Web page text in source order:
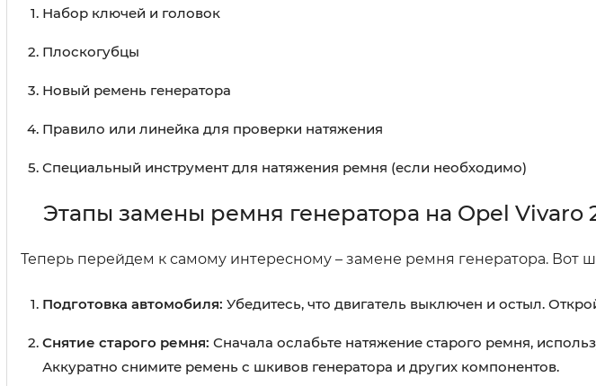
Набор ключей и головок
Плоскогубцы
Новый ремень генератора
Правило или линейка для проверки натяжения
Специальный инструмент для натяжения ремня (если необходимо)
Этапы замены ремня генератора на Opel Vivaro
Теперь перейдем к самому интересному – замене ремня генератора. Вот
Подготовка автомобиля: Убедитесь, что двигатель выключен и остыл.
Снятие старого ремня: Сначала ослабьте натяжение старого ремня,
Аккуратно снимите ремень с шкивов генератора и других компонентов.